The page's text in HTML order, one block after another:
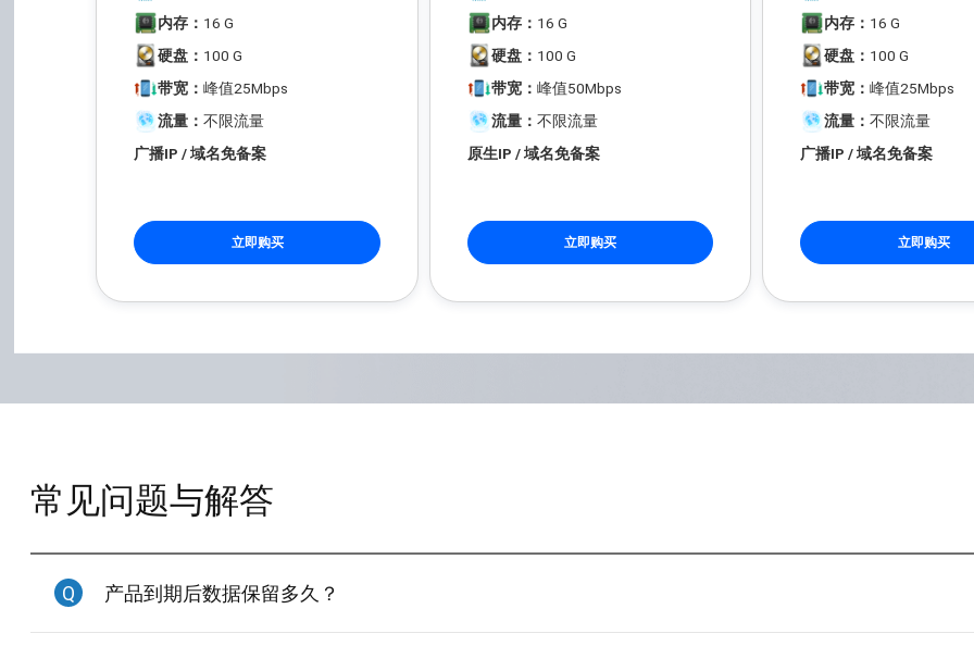
内存： 16 G
硬盘： 100 G
带宽：峰值25Mbps
流量：不限流量
广播IP / 域名免备案
立即购买
内存： 16 G
硬盘： 100 G
带宽： 峰值50Mbps
流量： 不限流量
原生IP / 域名免备案
立即购买
内存： 16 G
硬盘： 100 G
带宽：峰值25Mbps
流量：不限流量
广播IP / 域名免备案
立即购买
常见问题与解答
Q 产品到期后数据保留多久？